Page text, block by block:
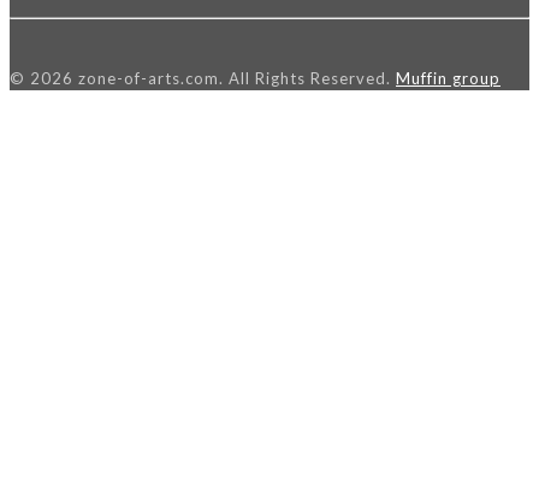
© 2026 zone-of-arts.com. All Rights Reserved. Muffin group